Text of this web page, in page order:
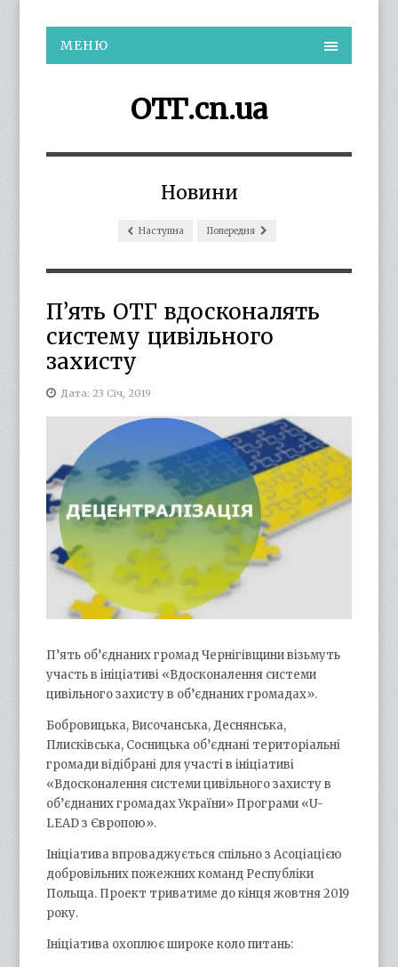
МЕНЮ
ОТГ.cn.ua
Новини
Наступна Попередня
П’ять ОТГ вдосконалять
систему цивільного
захисту
Дата: 23 Січ, 2019
П’ять об’єднаних громад Чернігівщини візьмуть
участь в ініціативі «Вдосконалення системи
цивільного захисту в об’єднаних громадах».
Бобровицька, Височанська, Деснянська,
Плисківська, Сосницька об’єднані територіальні
громади відібрані для участі в ініціативі
«Вдосконалення системи цивільного захисту в
об’єднаних громадах України» Програми «U-
LEAD з Європою».
Ініціатива впроваджується спільно з Асоціацією
добровільних пожежних команд Республіки
Польща. Проект триватиме до кінця жовтня 2019
року.
Ініціатива охоплює широке коло питань: